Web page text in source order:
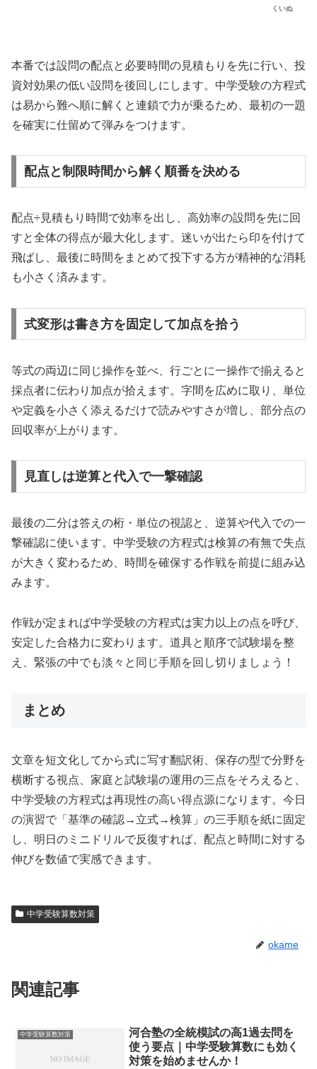
くいぬ
本番では設問の配点と必要時間の見積もりを先に行い、投
資対効果の低い設問を後回しにします。中学受験の方程式
は易から難へ順に解くと連鎖で力が乗るため、最初の一題
を確実に仕留めて弾みをつけます。
配点と制限時間から解く順番を決める
配点÷見積もり時間で効率を出し、高効率の設問を先に回
すと全体の得点が最大化します。迷いが出たら印を付けて
飛ばし、最後に時間をまとめて投下する方が精神的な消耗
も小さく済みます。
式変形は書き方を固定して加点を拾う
等式の両辺に同じ操作を並べ、行ごとに一操作で揃えると
採点者に伝わり加点が拾えます。字間を広めに取り、単位
や定義を小さく添えるだけで読みやすさが増し、部分点の
回収率が上がります。
見直しは逆算と代入で一撃確認
最後の二分は答えの桁・単位の視認と、逆算や代入での一
撃確認に使います。中学受験の方程式は検算の有無で失点
が大きく変わるため、時間を確保する作戦を前提に組み込
みます。
作戦が定まれば中学受験の方程式は実力以上の点を呼び、
安定した合格力に変わります。道具と順序で試験場を整
え、緊張の中でも淡々と同じ手順を回し切りましょう！
まとめ
文章を短文化してから式に写す翻訳術、保存の型で分野を
横断する視点、家庭と試験場の運用の三点をそろえると、
中学受験の方程式は再現性の高い得点源になります。今日
の演習で「基準の確認→立式→検算」の三手順を紙に固定
し、明日のミニドリルで反復すれば、配点と時間に対する
伸びを数値で実感できます。
中学受験算数対策
okame
関連記事
中学受験算数対策
河合塾の全統模試の高1過去問を
使う要点｜中学受験算数にも効く
対策を始めませんか！